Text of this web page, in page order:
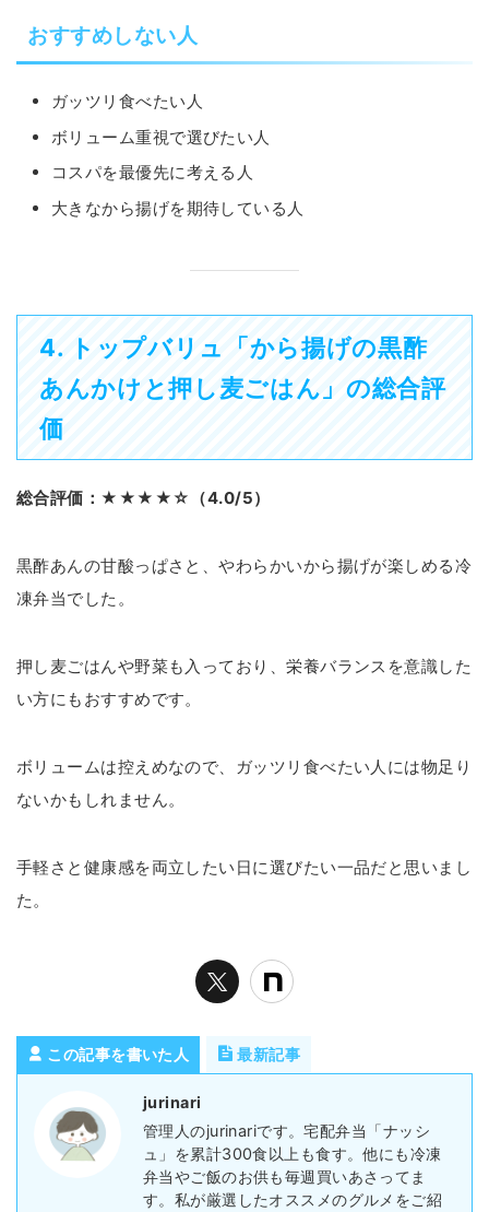
おすすめしない人
ガッツリ食べたい人
ボリューム重視で選びたい人
コスパを最優先に考える人
大きなから揚げを期待している人
4. トップバリュ「から揚げの黒酢
あんかけと押し麦ごはん」の総合評
価
総合評価：★★★★☆（4.0/5）
黒酢あんの甘酸っぱさと、やわらかいから揚げが楽しめる冷
凍弁当でした。
押し麦ごはんや野菜も入っており、栄養バランスを意識した
い方にもおすすめです。
ボリュームは控えめなので、ガッツリ食べたい人には物足り
ないかもしれません。
手軽さと健康感を両立したい日に選びたい一品だと思いまし
た。
この記事を書いた人 最新記事
jurinari
管理人のjurinariです。宅配弁当「ナッシ
ュ」を累計300食以上も食す。他にも冷凍
弁当やご飯のお供も毎週買いあさってま
す。私が厳選したオススメのグルメをご紹